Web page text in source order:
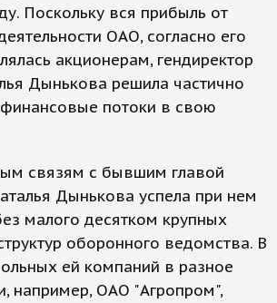
Поскольку вся прибыль от
ОАО, согласно его
акционерам, гендиректор
Дынькова решила частично
потоки в свою
связям с бывшим главой
Дынькова успела при нем
малого десятком крупных
оборонного ведомства. В
ей компаний в разное
например, ОАО "Агропром",